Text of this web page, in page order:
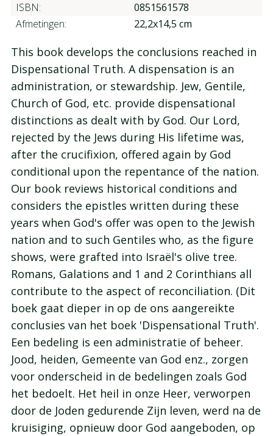
ISBN:
0851561578
Afmetingen:
22,2x14,5 cm
This book develops the conclusions reached in
Dispensational Truth. A dispensation is an
administration, or stewardship. Jew, Gentile,
Church of God, etc. provide dispensational
distinctions as dealt with by God. Our Lord,
rejected by the Jews during His lifetime was,
after the crucifixion, offered again by God
conditional upon the repentance of the nation.
Our book reviews historical conditions and
considers the epistles written during these
years when God's offer was open to the Jewish
nation and to such Gentiles who, as the figure
shows, were grafted into Israël's olive tree.
Romans, Galations and 1 and 2 Corinthians all
contribute to the aspect of reconciliation. (Dit
boek gaat dieper in op de ons aangereikte
conclusies van het boek 'Dispensational Truth'.
Een bedeling is een administratie of beheer.
Jood, heiden, Gemeente van God enz., zorgen
voor onderscheid in de bedelingen zoals God
het bedoelt. Het heil in onze Heer, verworpen
door de Joden gedurende Zijn leven, werd na de
kruisiging, opnieuw door God aangeboden, op